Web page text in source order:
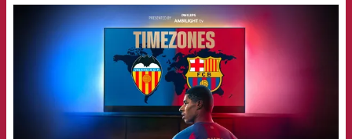
FCB Barcelona badge